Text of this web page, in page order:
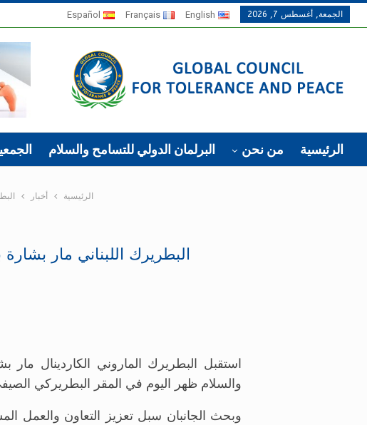
الجمعة, أغسطس 7, 2026 English
Français
Español
الرئيسية من نحن البرلمان الدولي للتسامح والسلام
الرئيسية أخبار
البطريرك اللبناني مار
استقبل البطريرك الماروني الكاردينال
والسلام ظهر اليوم في المقر البطريركي
وبحث الجانبان سبل تعزيز التعاون والعمل